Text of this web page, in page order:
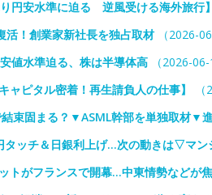
円安水準に迫る 逆風受ける海外旅行】
！創業家新社長を独占取材（2026-
値水準迫る、株は半導体高 （2026-06-
ピタル密着！再生請負人の仕事】
（
束固まる？▼ASML幹部を単独取材▼進
タッチ＆日銀利上げ…次の動きは▽マン
トがフランスで開幕…中東情勢などが焦